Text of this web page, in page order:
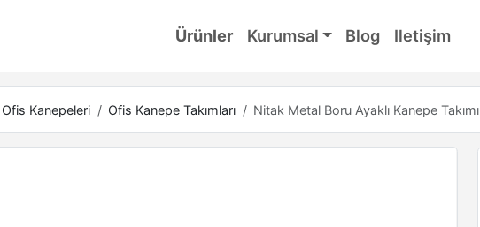
Ürünler Kurumsal Blog Iletişim
Ofis Kanepeleri Ofis Kanepe Takımları Nitak Metal Boru Ayaklı Kanepe Takımı